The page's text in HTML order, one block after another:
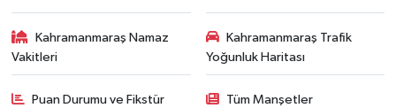
Kahramanmaraş Namaz
Vakitleri
Kahramanmaraş Trafik
Yoğunluk Haritası
Puan Durumu ve Fikstür Tüm Manşetler